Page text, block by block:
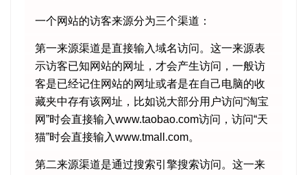
一个网站的访客来源分为三个渠道：
第一来源渠道是直接输入域名访问。这一来源表
示访客已知网站的网址，才会产生访问，一般访
客是已经记住网站的网址或者是在自己电脑的收
藏夹中存有该网址，比如说大部分用户访问“淘宝
网”时会直接输入www.taobao.com访问，访问“天
猫”时会直接输入www.tmall.com。
第二来源渠道是通过搜索引擎搜索访问。这一来